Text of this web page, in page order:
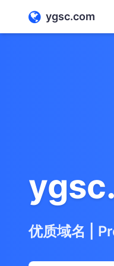
ygsc.com
优质域名 |